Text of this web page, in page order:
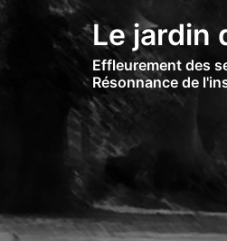
Skip
Le jardin
Effleurement des
Résonnance de